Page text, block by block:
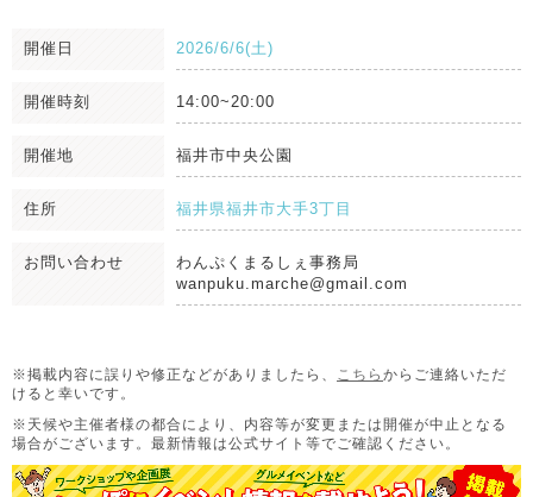
開催日 2026/6/6(土)
開催時刻 14:00~20:00
開催地 福井市中央公園
住所 福井県福井市大手3丁目
お問い合わせ
わんぷくまるしぇ事務局
wanpuku.marche@gmail.com
※掲載内容に誤りや修正などがありましたら、 こちら からご連絡いただ
けると幸いです。
※天候や主催者様の都合により、内容等が変更または開催が中止となる
場合がございます。 最新情報は公式サイト等でご確認ください。